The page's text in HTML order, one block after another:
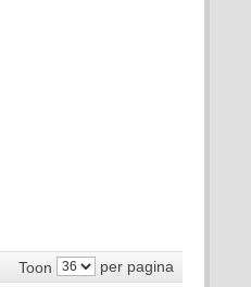
Toon per pagina